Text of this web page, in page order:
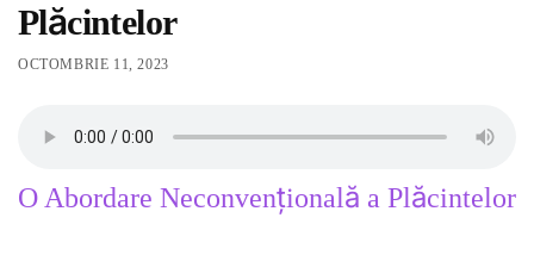
Plăcintelor
OCTOMBRIE 11, 2023
O Abordare Neconvențională a Plăcintelor